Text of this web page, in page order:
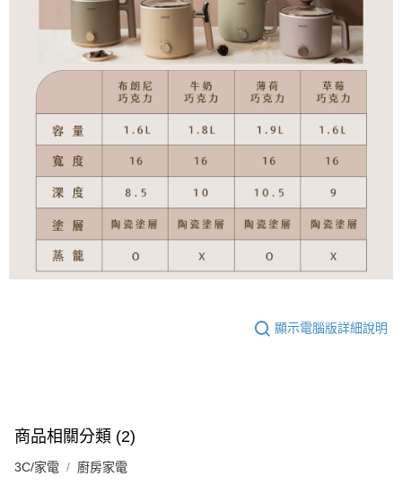
顯示電腦版詳細說明
商品相關分類 (2)
3C/家電 廚房家電